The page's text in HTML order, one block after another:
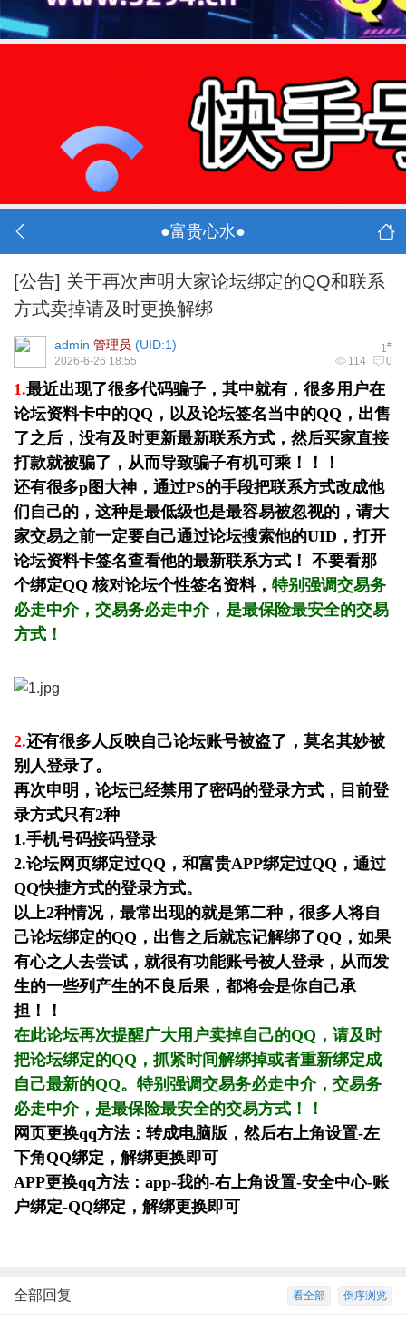
●富贵心水●
[公告] 关于再次声明大家论坛绑定的QQ和联系
方式卖掉请及时更换解绑
1#
admin 管理员 (UID:1)
114 0
2026-6-26 18:55
1.最近出现了很多代码骗子，其中就有，很多用户在
论坛资料卡中的QQ，以及论坛签名当中的QQ，出售
了之后，没有及时更新最新联系方式，然后买家直接
打款就被骗了，从而导致骗子有机可乘！！！
还有很多p图大神，通过PS的手段把联系方式改成他
们自己的，这种是最低级也是最容易被忽视的，请大
家交易之前一定要自己通过论坛搜索他的UID，打开
论坛资料卡签名查看他的最新联系方式！ 不要看那
个绑定QQ 核对论坛个性签名资料， 特别强调交易务
必走中介，交易务必走中介，是最保险最安全的交易
方式！
2.还有很多人反映自己论坛账号被盗了，莫名其妙被
别人登录了。
再次申明，论坛已经禁用了密码的登录方式，目前登
录方式只有2种
1.手机号码接码登录
2.论坛网页绑定过QQ，和富贵APP绑定过QQ，通过
QQ快捷方式的登录方式。
以上2种情况，最常出现的就是第二种，很多人将自
己论坛绑定的QQ，出售之后就忘记解绑了QQ，如果
有心之人去尝试，就很有功能账号被人登录，从而发
生的一些列产生的不良后果，都将会是你自己承
担！！
在此论坛再次提醒广大用户卖掉自己的QQ，请及时
把论坛绑定的QQ，抓紧时间解绑掉或者重新绑定成
自己最新的QQ。特别强调交易务必走中介，交易务
必走中介，是最保险最安全的交易方式！！
网页更换qq方法：转成电脑版，然后右上角设置-左
下角QQ绑定，解绑更换即可
APP更换qq方法：app-我的-右上角设置-安全中心-账
户绑定-QQ绑定，解绑更换即可
倒序浏览
看全部
全部回复